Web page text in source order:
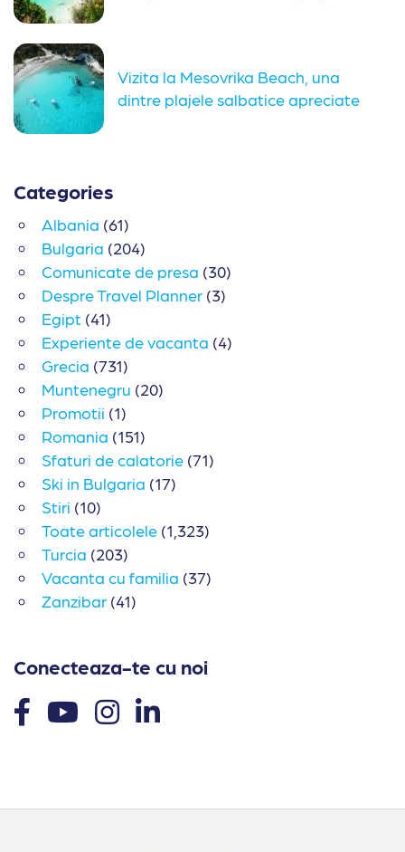
Vizita la Mesovrika Beach, una
dintre plajele salbatice apreciate
Categories
Albania (61)
Bulgaria (204)
Comunicate de presa (30)
Despre Travel Planner (3)
Egipt (41)
Experiente de vacanta (4)
Grecia (731)
Muntenegru (20)
Promotii (1)
Romania (151)
Sfaturi de calatorie (71)
Ski in Bulgaria (17)
Stiri (10)
Toate articolele (1,323)
Turcia (203)
Vacanta cu familia (37)
Zanzibar (41)
Conecteaza-te cu noi